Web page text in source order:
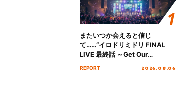
またいつか会えると信じ
て……“イロドリミドリ FINAL
LIVE 最終話 ～Get Our
REPORT 2026.08.06